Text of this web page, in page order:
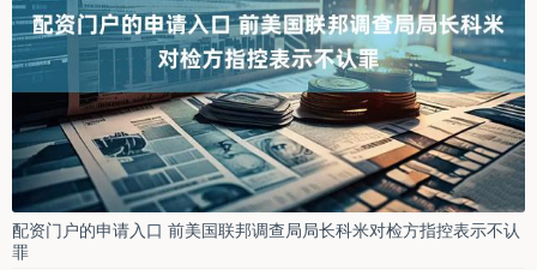
配资门户的申请入口 前美国联邦调查局局长科米对检方指控表示不认
罪